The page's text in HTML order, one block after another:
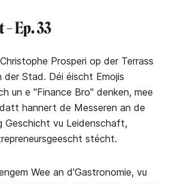
Ep. 33
Prosperi op der Terrass
der Stad. Déi éischt Emojis
un e "Finance Bro" denken, mee
hannert de Messeren an de
Geschicht vu Leidenschaft,
stécht.
Wee an d'Gastronomie, vu